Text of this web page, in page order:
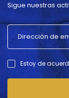
Sigue nuestras
Estoy de